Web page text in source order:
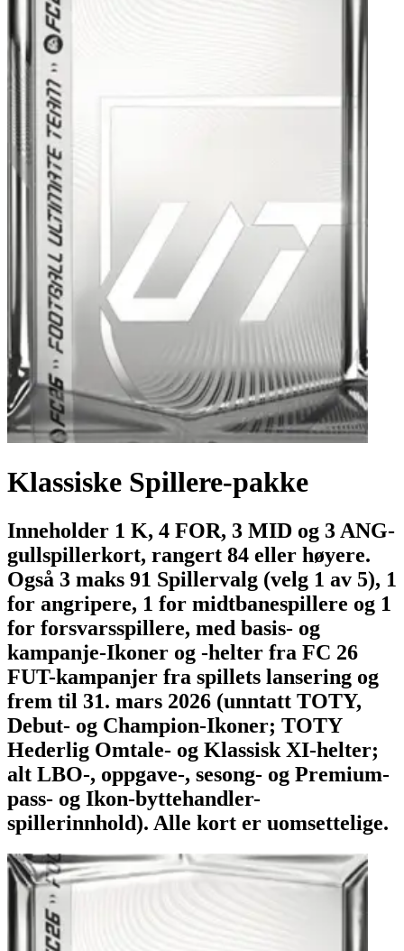
Klassiske Spillere-pakke
Inneholder 1 K, 4 FOR, 3 MID og 3 ANG-
gullspillerkort, rangert 84 eller høyere.
Også 3 maks 91 Spillervalg (velg 1 av 5), 1
for angripere, 1 for midtbanespillere og 1
for forsvarsspillere, med basis- og
kampanje-Ikoner og -helter fra FC 26
FUT-kampanjer fra spillets lansering og
frem til 31. mars 2026 (unntatt TOTY,
Debut- og Champion-Ikoner; TOTY
Hederlig Omtale- og Klassisk XI-helter;
alt LBO-, oppgave-, sesong- og Premium-
pass- og Ikon-byttehandler-
spillerinnhold). Alle kort er uomsettelige.